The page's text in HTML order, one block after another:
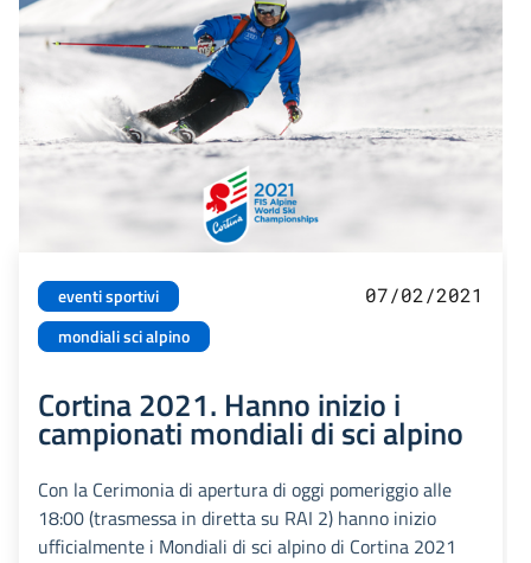
eventi sportivi
mondiali sci alpino
07/02/2021
Cortina 2021. Hanno inizio i
campionati mondiali di sci alpino
Con la Cerimonia di apertura di oggi pomeriggio alle
18:00 (trasmessa in diretta su RAI 2) hanno inizio
ufficialmente i Mondiali di sci alpino di Cortina 2021